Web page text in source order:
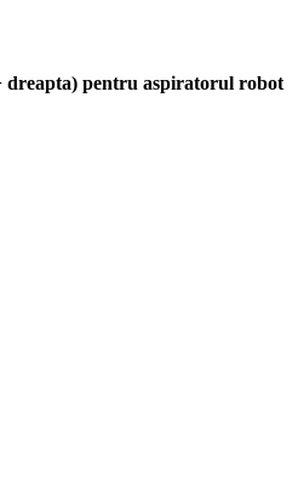
dreapta) pentru aspiratorul robot